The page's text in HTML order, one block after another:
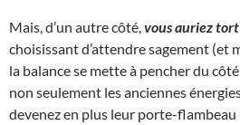
Mais, d’un autre côté, vous auriez
choisissant d’attendre sagement (et
la balance se mette à pencher du
non seulement les anciennes
devenez en plus leur porte-flambeau